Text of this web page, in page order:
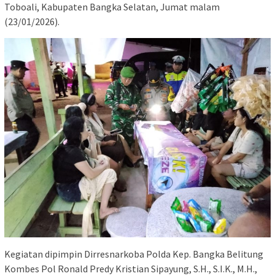
Toboali, Kabupaten Bangka Selatan, Jumat malam
(23/01/2026).
Kegiatan dipimpin Dirresnarkoba Polda Kep. Bangka Belitung
Kombes Pol Ronald Predy Kristian Sipayung, S.H., S.I.K., M.H.,